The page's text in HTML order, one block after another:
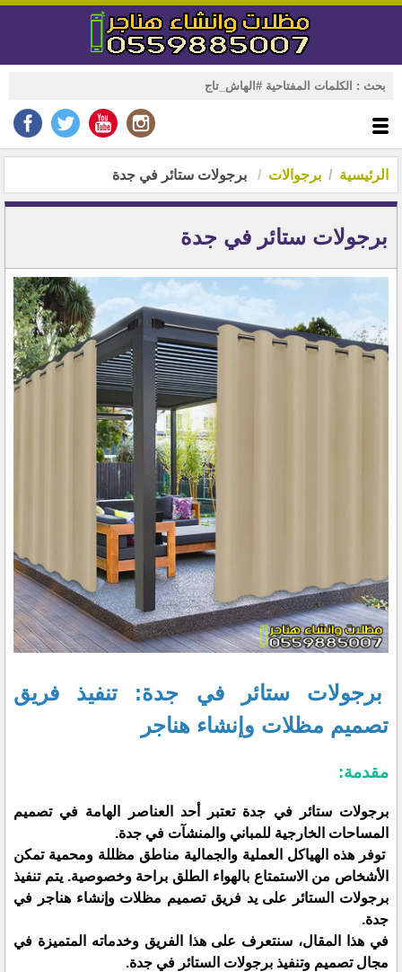
الرئيسية برجوالات برجولات ستائر في جدة
برجولات ستائر في جدة
برجولات ستائر في جدة: تنفيذ فريق
تصميم مظلات وإنشاء هناجر
مقدمة:
برجولات ستائر في جدة تعتبر أحد العناصر الهامة في تصميم
المساحات الخارجية للمباني والمنشآت في جدة.
توفر هذه الهياكل العملية والجمالية مناطق مظللة ومحمية تمكن
الأشخاص من الاستمتاع بالهواء الطلق براحة وخصوصية. يتم تنفيذ
برجولات الستائر على يد فريق تصميم مظلات وإنشاء هناجر في
جدة.
في هذا المقال، سنتعرف على هذا الفريق وخدماته المتميزة في
مجال تصميم وتنفيذ برجولات الستائر في جدة.